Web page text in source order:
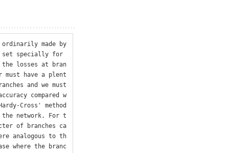
made by
set specially for
the losses at bran
must have a plent
and we must
compared w
Cross' method
the network. For t
of branches ca
analogous to th
where the branc